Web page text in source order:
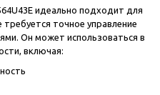
идеально подходит для
точное управление
Он может использоваться в
включая: